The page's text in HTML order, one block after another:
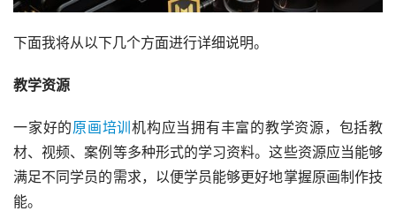
下面我将从以下几个方面进行详细说明。
教学资源
一家好的原画培训 机构应当拥有丰富的教学资源，包括教
材、视频、案例等多种形式的学习资料。这些资源应当能够
满足不同学员的需求，以便学员能够更好地掌握原画制作技
能。